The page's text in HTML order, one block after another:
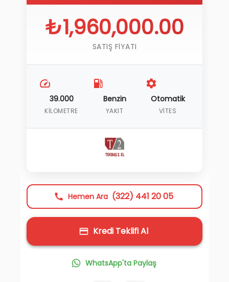
₺1,960,000.00
SATIŞ FIYATI
39.000
KILOMETRE
Benzin
YAKIT
Otomatik
VITES
Hemen Ara (322) 441 20 05
Kredi Teklifi Al
WhatsApp'ta Paylaş